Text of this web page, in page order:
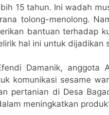
15 tahun. Ini wadah
tolong-menolong.
bantuan terhadap
hal ini untuk dijadikan
Damanik, anggota
komunikasi sesame
pertanian di Desa
meningkatkan